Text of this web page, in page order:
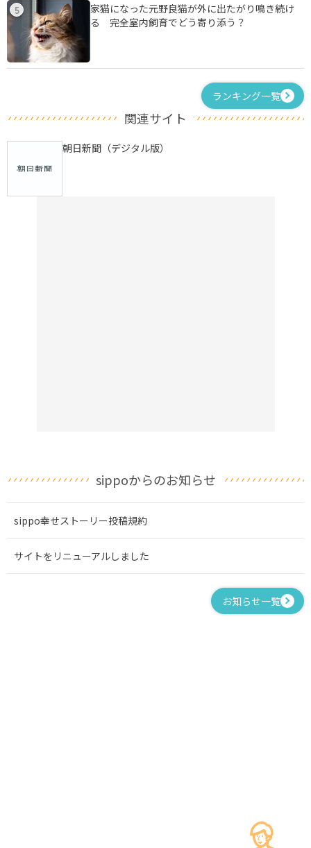
5
家猫になった元野良猫が外に出たがり鳴き続け
る 完全室内飼育でどう寄り添う？
ランキング一覧
関連サイト
朝日新聞（デジタル版）
sippoからのお知らせ
sippo幸せストーリー投稿規約
サイトをリニューアルしました
お知らせ一覧